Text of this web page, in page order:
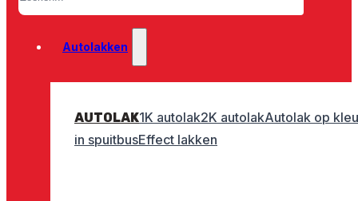
Autolakken
AUTOLAK1K autolak2K autolakAutolak op
in spuitbusEffect lakken